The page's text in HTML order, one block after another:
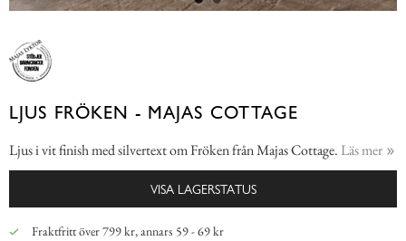
LJUS FRÖKEN - MAJAS COTTAGE
Ljus i vit finish med silvertext om Fröken från Majas Cottage. Läs mer
VISA LAGERSTATUS
Fraktfritt över 799 kr, annars 59 - 69 kr